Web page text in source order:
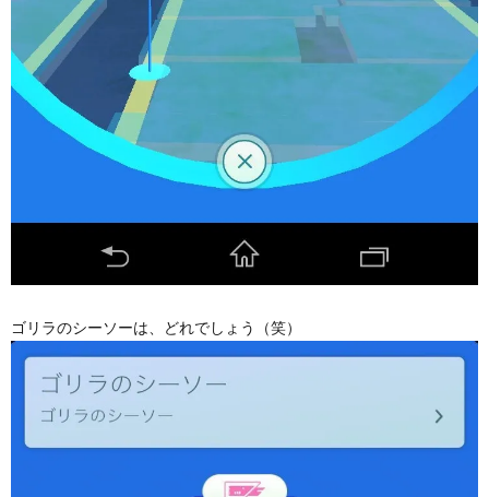
ゴリラのシーソーは、どれでしょう（笑）